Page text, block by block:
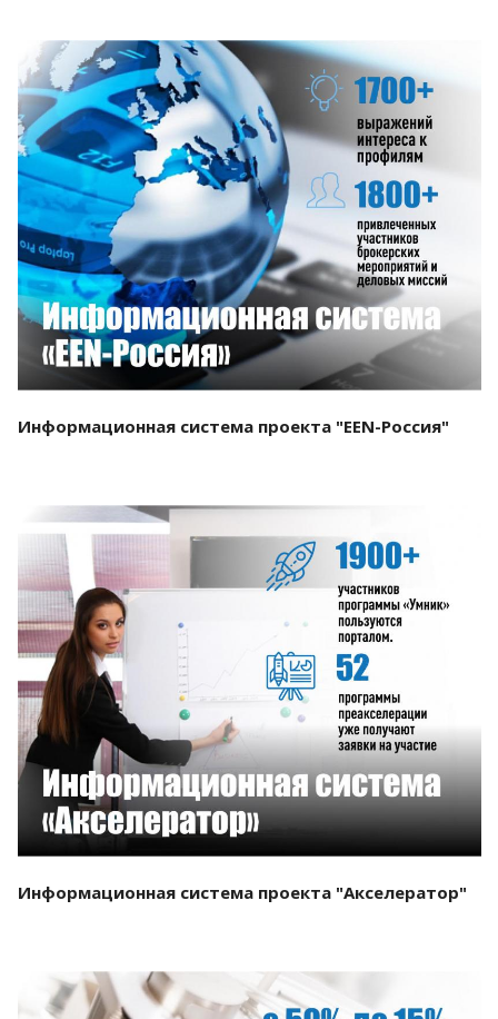
Смотреть проект
Информационная система проекта "EEN-Россия"
Смотреть проект
Информационная система проекта "Акселератор"